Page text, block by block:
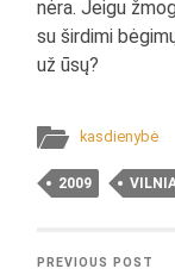
nėra. Jeigu
su širdimi
už ūsų?
kasdienybė
2009
PREVIOUS POST